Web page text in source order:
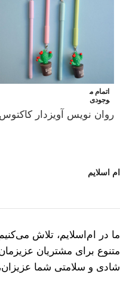
اتمام م
وجودی
روان نویس آویزدار کاکتوس
ام اسلایم
ما در ام‌اسلایم، تلاش
متنوع برای مشتریان
شادی و سلامتی شما